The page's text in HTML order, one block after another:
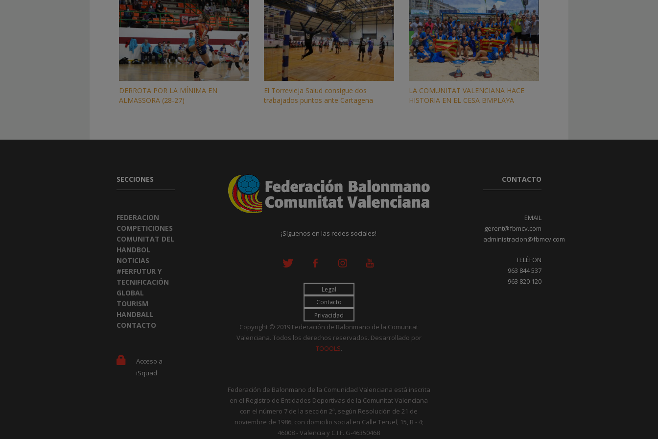
DERROTA POR LA MÍNIMA EN
ALMASSORA (28-27)
El Torrevieja Salud consigue dos
trabajados puntos ante Cartagena
LA COMUNITAT VALENCIANA HACE
HISTORIA EN EL CESA BMPLAYA
SECCIONES
FEDERACION
COMPETICIONES
COMUNITAT DEL
HANDBOL
NOTICIAS
#FERFUTUR Y
TECNIFICACIÓN
GLOBAL
TOURISM
HANDBALL
CONTACTO
Acceso a
iSquad
¡Síguenos en las redes sociales!
Legal
Contacto
Privacidad
Copyright © 2019 Federación de Balonmano de la Comunitat
Valenciana. Todos los derechos reservados. Desarrollado por
TOOOLS.
Federación de Balonmano de la Comunidad Valenciana está inscrita
en el Registro de Entidades Deportivas de la Comunitat Valenciana
con el número 7 de la sección 2ª, según Resolución de 21 de
noviembre de 1986, con domicilio social en Calle Teruel, 15, B - 4;
46008 - Valencia y C.I.F. G-46350468
CONTACTO
EMAIL
gerent@fbmcv.com
administracion@fbmcv.com
TELÈFON
963 844 537
963 820 120